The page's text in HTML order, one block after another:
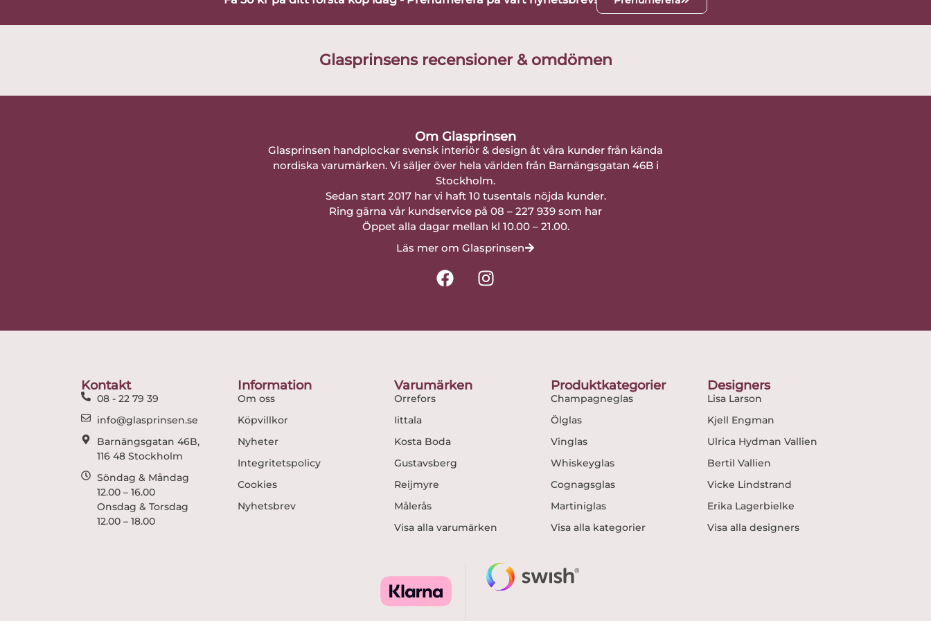
Glasprinsens recensioner & omdömen
Om Glasprinsen
Glasprinsen handplockar svensk interiör & design åt våra kunder från kända
nordiska varumärken. Vi säljer över hela världen från Barnängsgatan 46B i
Stockholm.
Sedan start 2017 har vi haft 10 tusentals nöjda kunder.
Ring gärna vår kundservice på 08 – 227 939 som har
Öppet alla dagar mellan kl 10.00 – 21.00.
Läs mer om Glasprinsen
F
a
k
I
n
Kontakt
08 - 22 79 39
info@glasprinsen.se
Barnängsgatan 46B,
116 48 Stockholm
Söndag & Måndag
12.00 – 16.00
Onsdag & Torsdag
12.00 – 18.00
Information
Om oss
Köpvillkor
Nyheter
Integritetspolicy
Cookies
Nyhetsbrev
Varumärken
Orrefors
Iittala
Kosta Boda
Gustavsberg
Reijmyre
Målerås
Visa alla varumärken
Produktkategorier
Champagneglas
Ölglas
Vinglas
Whiskeyglas
Cognagsglas
Martiniglas
Visa alla kategorier
Designers
Lisa Larson
Kjell Engman
Ulrica Hydman Vallien
Bertil Vallien
Vicke Lindstrand
Erika Lagerbielke
Visa alla designers